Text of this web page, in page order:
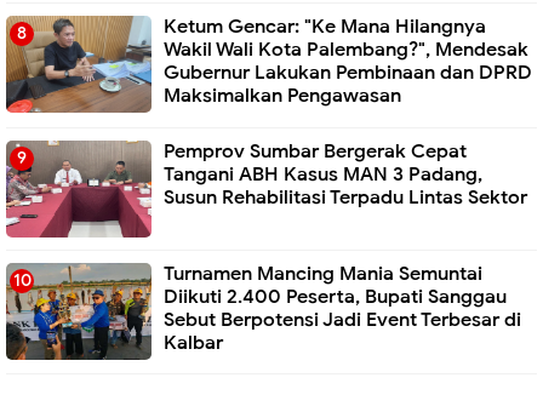
Ketum Gencar: "Ke Mana Hilangnya
Wakil Wali Kota Palembang?", Mendesak
Gubernur Lakukan Pembinaan dan DPRD
Maksimalkan Pengawasan
Pemprov Sumbar Bergerak Cepat
Tangani ABH Kasus MAN 3 Padang,
Susun Rehabilitasi Terpadu Lintas Sektor
Turnamen Mancing Mania Semuntai
Diikuti 2.400 Peserta, Bupati Sanggau
Sebut Berpotensi Jadi Event Terbesar di
Kalbar